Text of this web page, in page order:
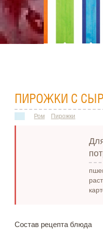
ПИРОЖКИ С
Ром Пирожки
Состав рецепта блюда